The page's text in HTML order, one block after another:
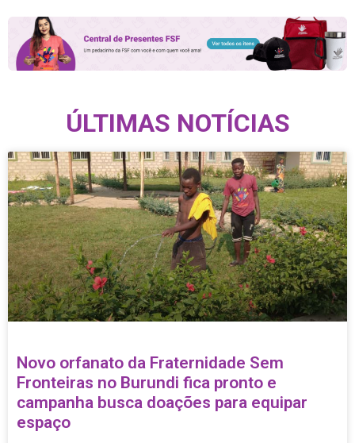
ÚLTIMAS NOTÍCIAS
Novo orfanato da Fraternidade Sem
Fronteiras no Burundi fica pronto e
campanha busca doações para equipar
espaço